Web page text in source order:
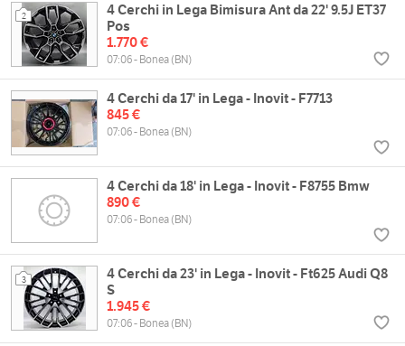
2
4 Cerchi in Lega Bimisura Ant da 22' 9.5J ET37
Pos
1.770 €
07:06 - Bonea (BN)
4 Cerchi da 17' in Lega - Inovit - F7713
845 €
07:06 - Bonea (BN)
4 Cerchi da 18' in Lega - Inovit - F8755 Bmw
890 €
07:06 - Bonea (BN)
3
4 Cerchi da 23' in Lega - Inovit - Ft625 Audi Q8
S
1.945 €
07:06 - Bonea (BN)